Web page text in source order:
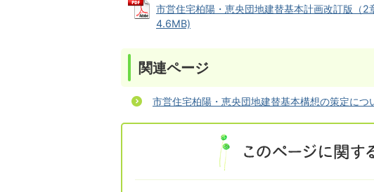
市営住宅柏陽・恵央団地建替基本計画改訂版（
4.6MB)
関連ページ
市営住宅柏陽・恵央団地建替基本構想の策定につ